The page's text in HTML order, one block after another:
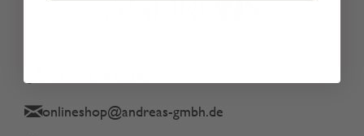
onlineshop@andreas-gmbh.de